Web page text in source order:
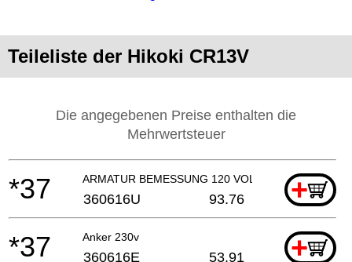
Teileliste der Hikoki CR13V
Die angegebenen Preise enthalten die
Mehrwertsteuer
ARMATUR BEMESSUNG 120 VOLT +
*37 360616U 93.76
Anker 230v +
*37 360616E 53.91